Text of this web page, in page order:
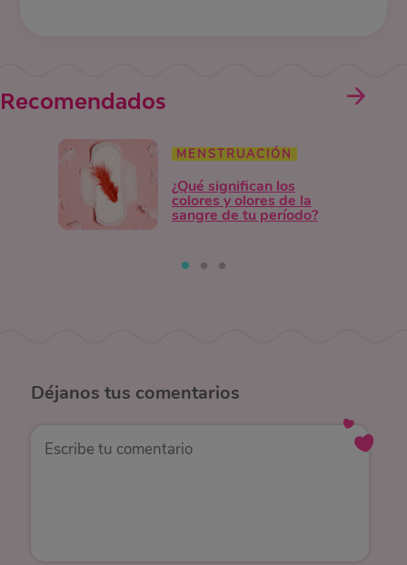
Recomendados
MENSTRUACIÓN
¿Qué significan los
colores y olores de la
sangre de tu período?
Déjanos tus comentarios